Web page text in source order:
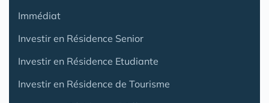
Immédiat
Investir en Résidence Senior
Investir en Résidence Etudiante
Investir en Résidence de Tourisme